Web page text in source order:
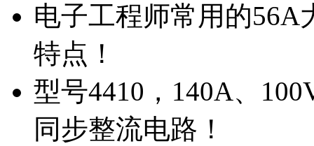
电子工程师常用的56A
特点！
型号4410，140A、
同步整流电路！